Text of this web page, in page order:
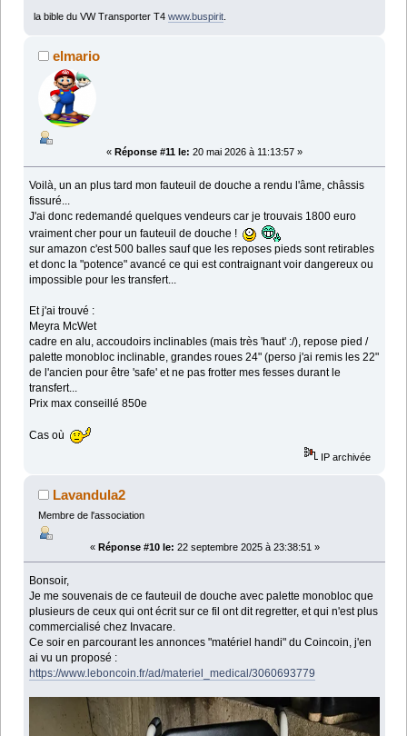
la bible du VW Transporter T4 www.buspirit.
elmario
« Réponse #11 le: 20 mai 2026 à 11:13:57 »
Voilà, un an plus tard mon fauteuil de douche a rendu l'âme, châssis
fissuré...
J'ai donc redemandé quelques vendeurs car je trouvais 1800 euro
vraiment cher pour un fauteuil de douche !
sur amazon c'est 500 balles sauf que les reposes pieds sont retirables
et donc la "potence" avancé ce qui est contraignant voir dangereux ou
impossible pour les transfert...
Et j'ai trouvé :
Meyra McWet
cadre en alu, accoudoirs inclinables (mais très 'haut' :/), repose pied /
palette monobloc inclinable, grandes roues 24" (perso j'ai remis les 22"
de l'ancien pour être 'safe' et ne pas frotter mes fesses durant le
transfert...
Prix max conseillé 850e
Cas où
IP archivée
Lavandula2
Membre de l'association
« Réponse #10 le: 22 septembre 2025 à 23:38:51 »
Bonsoir,
Je me souvenais de ce fauteuil de douche avec palette monobloc que
plusieurs de ceux qui ont écrit sur ce fil ont dit regretter, et qui n'est plus
commercialisé chez Invacare.
Ce soir en parcourant les annonces "matériel handi" du Coincoin, j'en
ai vu un proposé :
https://www.leboncoin.fr/ad/materiel_medical/3060693779